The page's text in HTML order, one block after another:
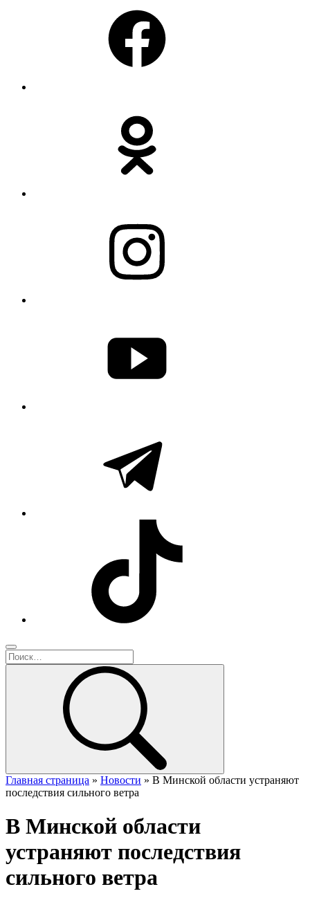
Главная страница » Новости » В Минской области устраняют
последствия сильного ветра
В Минской области
устраняют последствия
сильного ветра